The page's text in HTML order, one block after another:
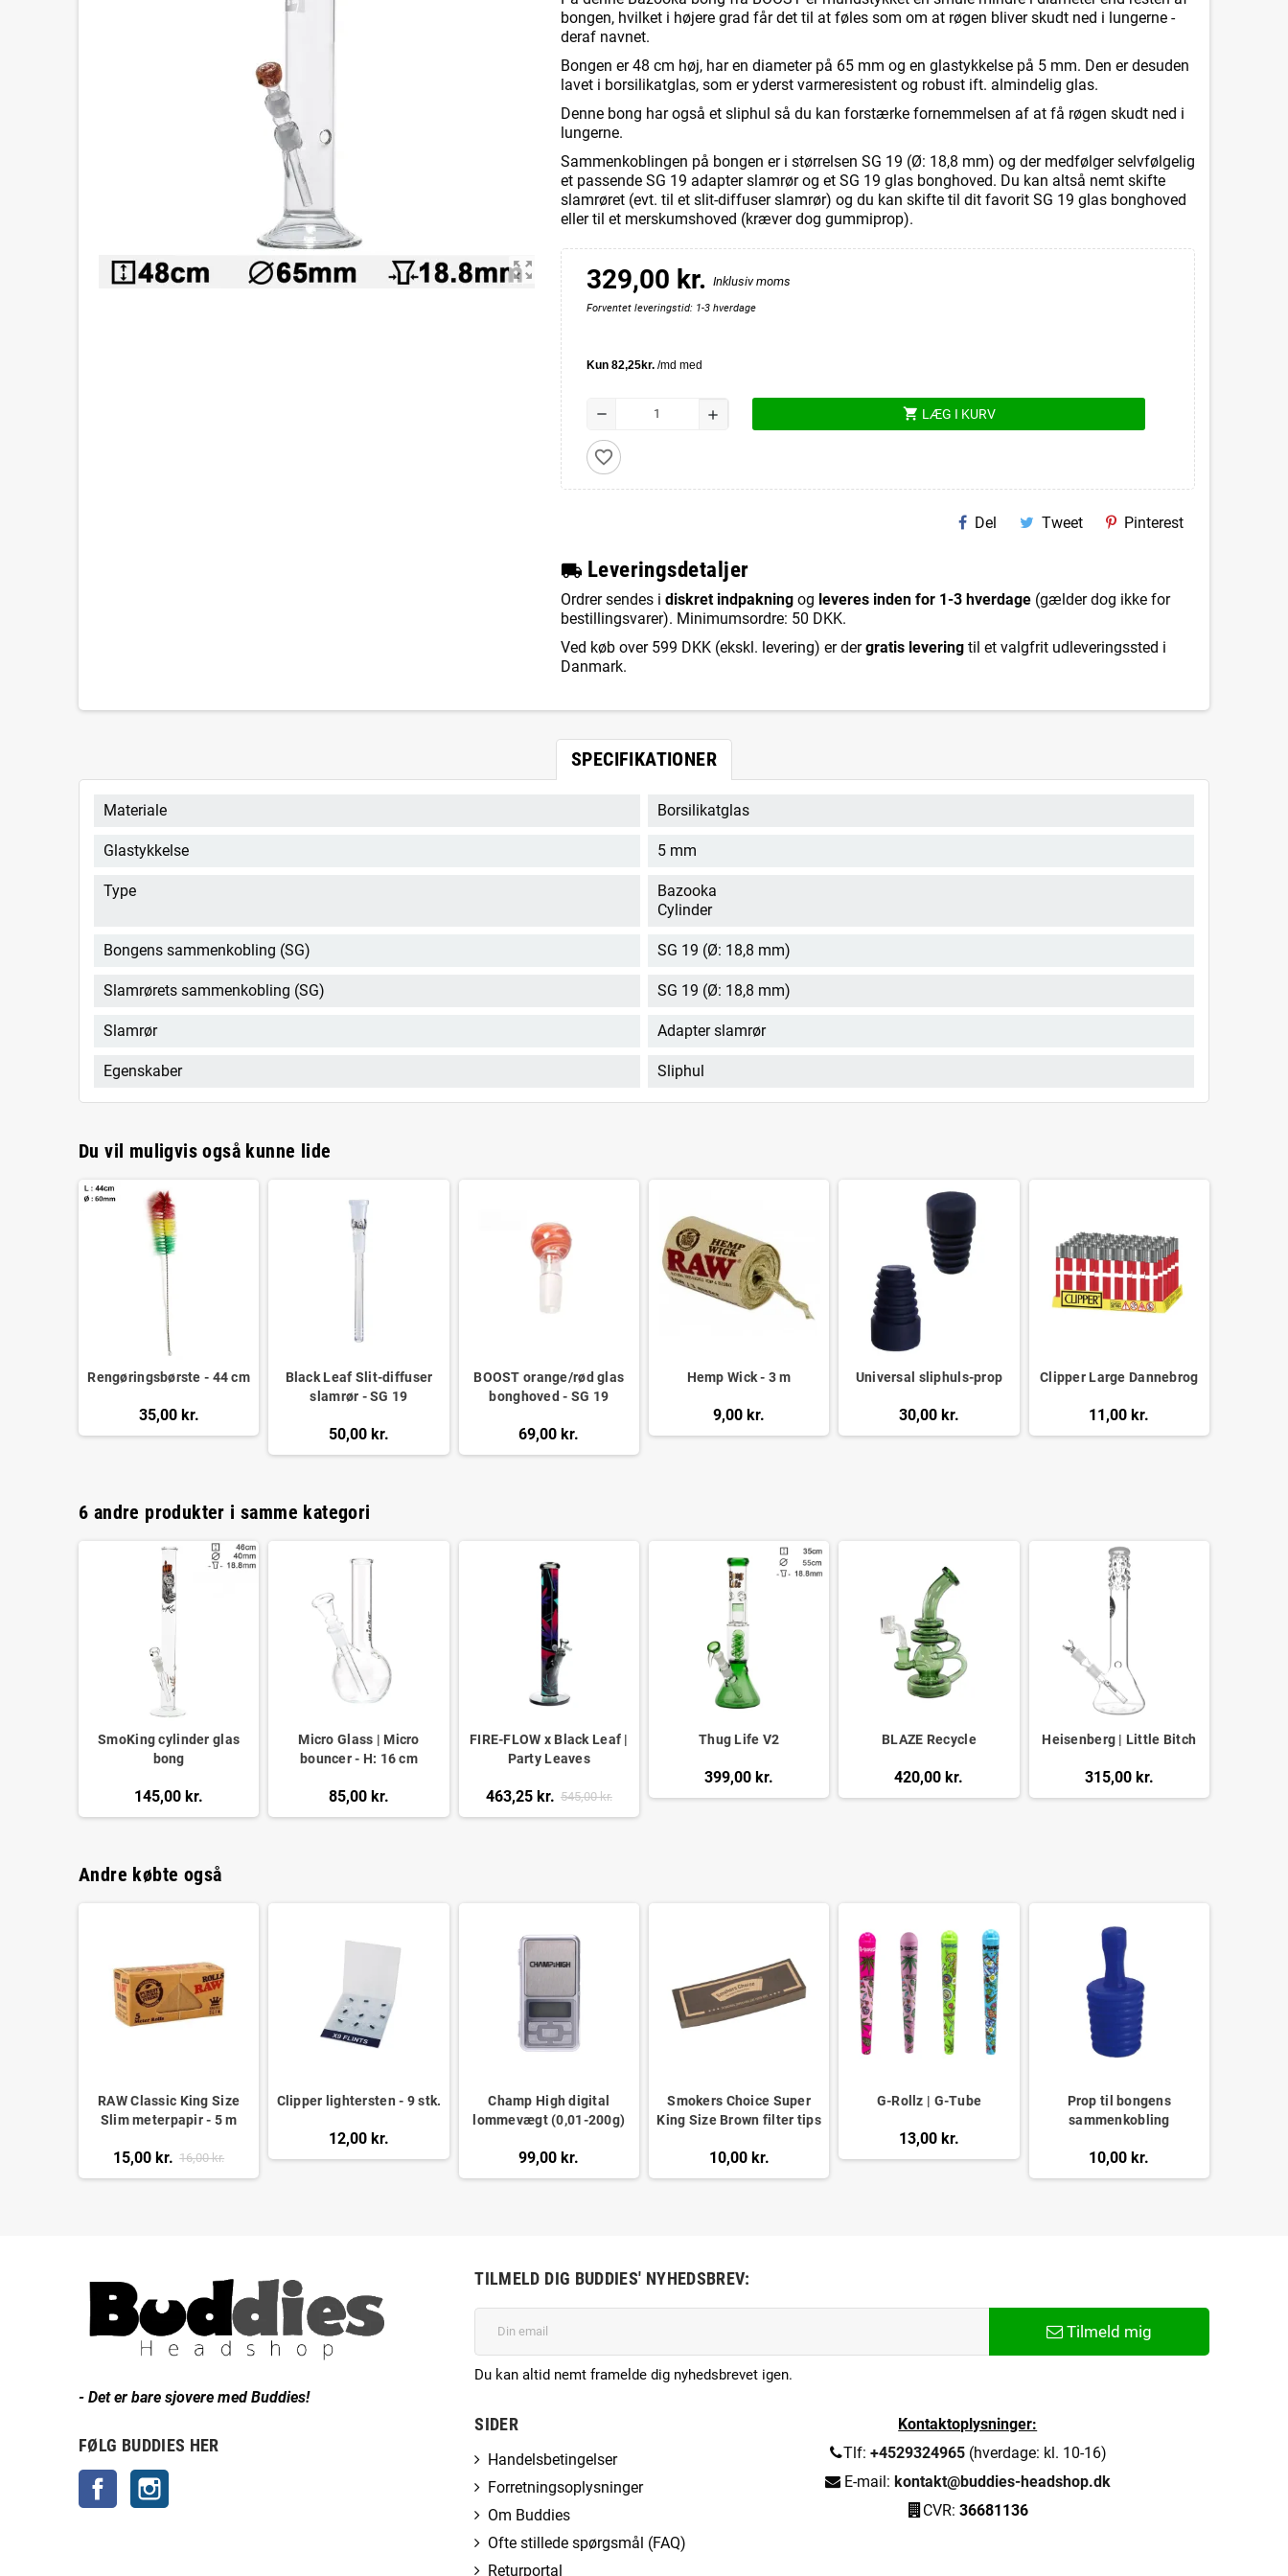
zoom_out_map
bongen, hvilket i højere grad får det til at føles som om at røgen bliver skudt ned i lungerne -
deraf navnet.
Bongen er 48 cm høj, har en diameter på 65 mm og en glastykkelse på 5 mm. Den er desuden
lavet i borsilikatglas, som er yderst varmeresistent og robust ift. almindelig glas.
Denne bong har også et sliphul så du kan forstærke fornemmelsen af at få røgen skudt ned i
lungerne.
Sammenkoblingen på bongen er i størrelsen SG 19 (Ø: 18,8 mm) og der medfølger selvfølgelig
et passende SG 19 adapter slamrør og et SG 19 glas bonghoved. Du kan altså nemt skifte
slamrøret (evt. til et slit-diffuser slamrør) og du kan skifte til dit favorit SG 19 glas bonghoved
eller til et merskumshoved (kræver dog gummiprop).
329,00 kr. Inklusiv moms
Forventet leveringstid: 1-3 hverdage
remove add shopping_cart LÆG I KURV
favorite_border
Del Tweet Pinterest
local_shipping Leveringsdetaljer
Ordrer sendes i diskret indpakningog leveres inden for 1-3 hverdage(gælder dog ikke for
bestillingsvarer). Minimumsordre: 50 DKK.
Ved køb over 599 DKK (ekskl. levering) er dergratis leveringtil et valgfrit udleveringssted i
Danmark.
SPECIFIKATIONER
Materiale Borsilikatglas
Glastykkelse 5 mm
Type
Bazooka
Cylinder
Bongens sammenkobling (SG) SG 19 (Ø: 18,8 mm)
Slamrørets sammenkobling (SG) SG 19 (Ø: 18,8 mm)
Slamrør Adapter slamrør
Egenskaber Sliphul
Du vil muligvis også kunne lide
Rengøringsbørste - 44 cm
35,00 kr.
Black Leaf Slit-diffuser
slamrør - SG 19
50,00 kr.
BOOST orange/rød glas
bonghoved - SG 19
69,00 kr.
Hemp Wick - 3 m
9,00 kr.
Universal sliphuls-prop
30,00 kr.
Clipper Large Dannebrog
11,00 kr.
6 andre produkter i samme kategori
SmoKing cylinder glas
bong
145,00 kr.
Micro Glass | Micro
bouncer - H: 16 cm
85,00 kr.
FIRE-FLOW x Black Leaf |
Party Leaves
463,25 kr. 545,00 kr.
Thug Life V2
399,00 kr.
BLAZE Recycle
420,00 kr.
Heisenberg | Little Bitch
315,00 kr.
Andre købte også
RAW Classic King Size
Slim meterpapir - 5 m
15,00 kr. 16,00 kr.
Clipper lightersten - 9 stk.
12,00 kr.
Champ High digital
lommevægt (0,01-200g)
99,00 kr.
Smokers Choice Super
King Size Brown filter tips
10,00 kr.
G-Rollz | G-Tube
13,00 kr.
Prop til bongens
sammenkobling
10,00 kr.
- Det er bare sjovere med Buddies!
FØLG BUDDIES HER
Facebook
TILMELD DIG BUDDIES' NYHEDSBREV:
Tilmeld mig
Du kan altid nemt framelde dig nyhedsbrevet igen.
SIDER
Handelsbetingelser
Forretningsoplysninger
Om Buddies
Ofte stillede spørgsmål (FAQ)
Returportal
Kontaktoplysninger:
Tlf:+4529324965 (hverdage: kl. 10-16)
E-mail: kontakt@buddies-headshop.dk
CVR: 36681136